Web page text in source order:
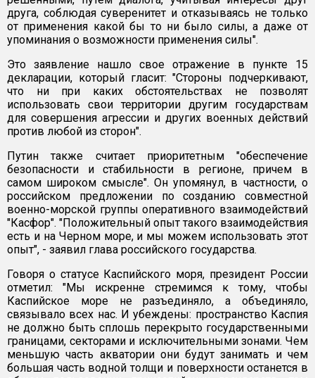
друга, соблюдая суверенитет и отказываясь не только
от применения какой бы то ни было силы, а даже от
упоминания о возможности применения силы".
Это заявление нашло свое отражение в пункте 15
декларации, который гласит: "Стороны подчеркивают,
что ни при каких обстоятельствах не позволят
использовать свои территории другим государствам
для совершения агрессии и других военных действий
против любой из сторон".
Путин также считает приоритетным "обеспечение
безопасности и стабильности в регионе, причем в
самом широком смысле". Он упомянул, в частности, о
российском предложении по созданию совместной
военно-морской группы оперативного взаимодействий
"Касфор". "Положительный опыт такого взаимодействия
есть и на Черном море, и мы можем использовать этот
опыт", - заявил глава российского государства.
Говоря о статусе Каспийского моря, президент России
отметил: "Мы искренне стремимся к тому, чтобы
Каспийское море не разъединяло, а объединяло,
связывало всех нас. И убеждены: пространство Каспия
не должно быть сплошь перекрыто государственными
границами, секторами и исключительными зонами. Чем
меньшую часть акватории они будут занимать и чем
большая часть водной толщи и поверхности останется в